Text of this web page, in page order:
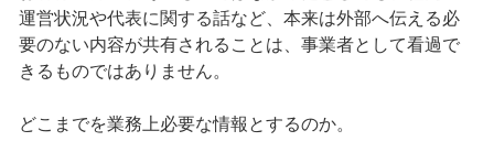
運営状況や代表に関する話など、本来は外部へ伝える必
要のない内容が共有されることは、事業者として看過で
きるものではありません。
どこまでを業務上必要な情報とするのか。